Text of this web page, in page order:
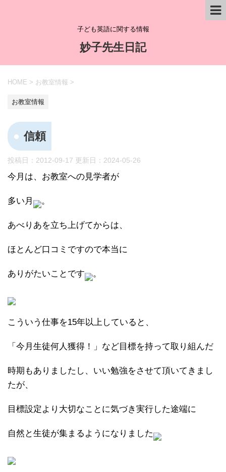
子ども英語に関する情報
妙子先生日記
HOME > お教室情報 >
お教室情報
信頼
投稿日：2012-09-17 更新日： 2024-05-26
今月は、お教室への見学者が
多い月 。
あべりあを立ち上げてからは、
ほとんど口コミですので本当に
ありがたいことです 。
こういう仕事を15年以上していると、
「今月生徒何人獲得！」など目標を持って取り組んだ
時期もありましたし、いい勉強をさせて頂いてきまし
たが、
目標設定より大切なことに気づき実行した途端に
自然と生徒が集まるようになりました